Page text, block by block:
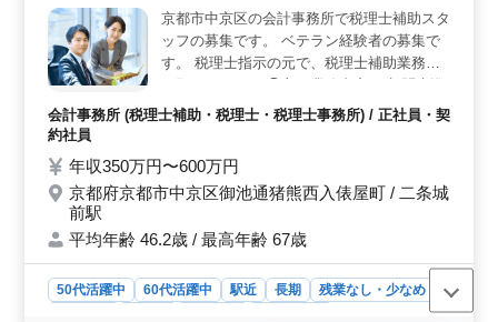
京都市中京区の会計事務所で税理士補助スタ
ッフの募集です。 ベテラン経験者の募集で
す。 税理士指示の元で、税理士補助業務を
回業務（会計処理指導、会計監査） ・法人
業承継等のサポート 会計ソフトは主にエプ
ソン財務応援（R4）を使用します。 現在50
会計事務所 (税理士補助・税理士・税理士事務所) / 正社員・契
約社員
年収350万円〜600万円
京都府京都市中京区御池通猪熊西入俵屋町 / 二条城
前駅
平均年齢 46.2歳 / 最高年齢 67歳
50代活躍中 60代活躍中 駅近 長期
残業なし・少なめ